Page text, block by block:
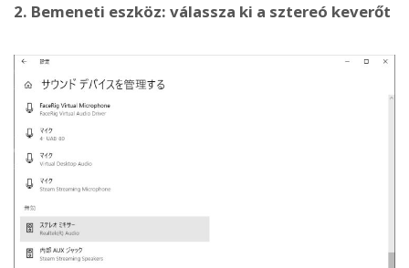
2. Bemeneti eszköz: válassza ki a sztereó keverőt